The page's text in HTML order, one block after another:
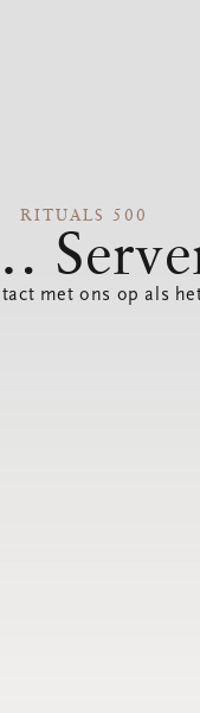
RITUALS 500
met ons op als